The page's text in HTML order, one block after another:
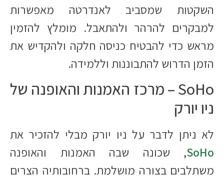
השקטות שמסביב לאנדרטה מאפשרות
למבקרים להרהר ולהתאבל. מומלץ להזמין
מראש כדי להבטיח כניסה חלקה ולהקדיש את
הזמן הדרוש להתבוננות וללמידה.
SoHo – מרכז האמנות והאופנה של
ניו יורק
לא ניתן לדבר על ניו יורק מבלי להזכיר את
SoHo, שכונה שבה האמנות והאופנה
משתלבים בצורה מושלמת. ברחובותיה הצרים